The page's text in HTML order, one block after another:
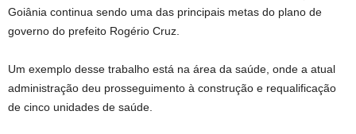
Goiânia continua sendo uma das principais metas do plano de
governo do prefeito Rogério Cruz.
Um exemplo desse trabalho está na área da saúde, onde a atual
administração deu prosseguimento à construção e requalificação
de cinco unidades de saúde.